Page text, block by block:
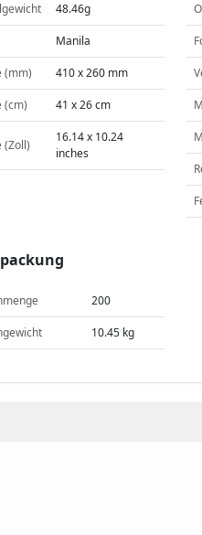
48.46g
Manila
(mm) 410 x 260 mm
(cm) 41 x 26 cm
(Zoll)
16.14 x 10.24
inches
200
10.45 kg